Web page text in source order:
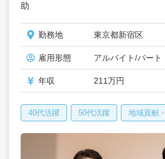
助
勤務地 東京都新宿区
雇用形態 アルバイト/パート
年収 211万円
40代活躍 50代活躍 地域貢献